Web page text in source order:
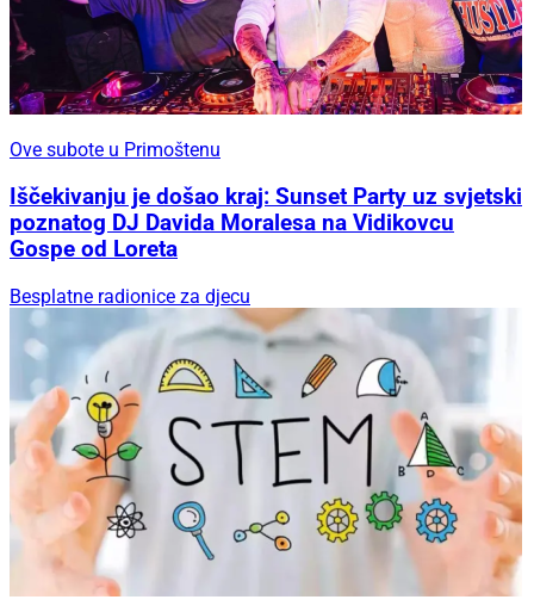
Ove subote u Primoštenu
Iščekivanju je došao kraj: Sunset Party uz svjetski
poznatog DJ Davida Moralesa na Vidikovcu
Gospe od Loreta
Besplatne radionice za djecu